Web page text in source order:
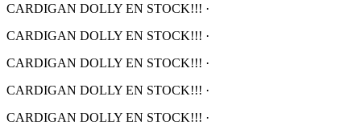
CARDIGAN DOLLY EN STOCK!!! ·
CARDIGAN DOLLY EN STOCK!!! ·
CARDIGAN DOLLY EN STOCK!!! ·
CARDIGAN DOLLY EN STOCK!!! ·
CARDIGAN DOLLY EN STOCK!!! ·